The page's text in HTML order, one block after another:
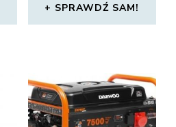
SPRAWDŹ SAM!